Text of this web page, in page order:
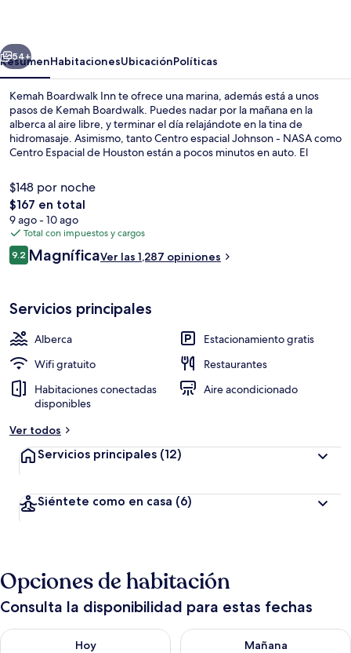
Siguiente
54+
ResumenHabitacionesUbicaciónPolíticas
Kemah Boardwalk Inn te ofrece una marina, además está a unos
pasos de Kemah Boardwalk. Puedes nadar por la mañana en la
alberca al aire libre, y terminar el día relajándote en la tina de
hidromasaje. Asimismo, tanto Centro espacial Johnson - NASA como
Centro Espacial de Houston están a pocos minutos en auto. El
otros visitantes.
$148 por noche
El
precio
total
es
de
$167 en total
9 ago - 10 ago
Total con impuestos y cargos
Opiniones
9.29.2 de 10,
MagníficaVer las 1,287 opiniones
Servicios principales
Alberca
Estacionamiento gratis
Wifi gratuito
Restaurantes
Habitaciones conectadas
disponibles
Aire acondicionado
Ver todos
Servicios principales (12)
Siéntete como en casa (6)
Opciones de habitación
Consulta la disponibilidad para estas fechas
Hoy
Consulta la disponibilidad para hoy ago 7 - ago 8
Mañana
Consulta la disponibilidad